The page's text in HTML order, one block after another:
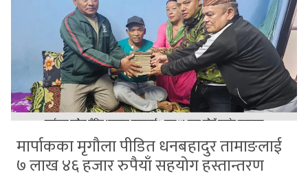
मार्पाकका मृगौला पीडित धनबहादुर तामाङलाई
७ लाख ४६ हजार रुपैयाँ सहयोग हस्तान्तरण